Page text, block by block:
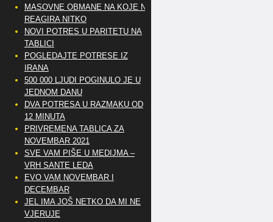
MASOVNE OBMANE NA KOJE NE
REAGIRA NITKO
NOVI POTRES U PARITETU NA
TABLICI
POGLEDAJTE POTRESE IZ
IRANA
500 000 LJUDI POGINULO JE U
JEDNOM DANU
DVA POTRESA U RAZMAKU OD
12 MINUTA
PRIVREMENA TABLICA ZA
NOVEMBAR 2021
SVE VAM PIŠE U MEDIJMA –
VRH SANTE LEDA
EVO VAM NOVEMBAR I
DECEMBAR
JEL IMA JOŠ NETKO DA MI NE
VJERUJE